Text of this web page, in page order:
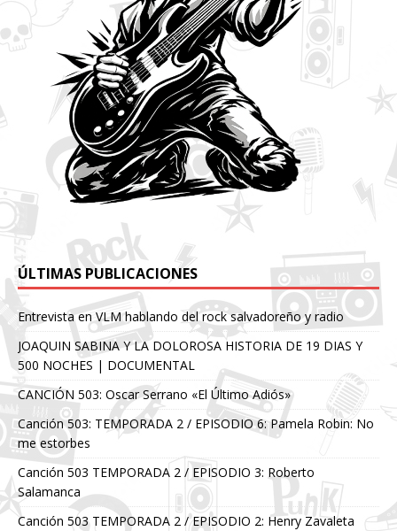
ÚLTIMAS PUBLICACIONES
Entrevista en VLM hablando del rock salvadoreño y radio
JOAQUIN SABINA Y LA DOLOROSA HISTORIA DE 19 DIAS Y
500 NOCHES | DOCUMENTAL
CANCIÓN 503: Oscar Serrano «El Último Adiós»
Canción 503: TEMPORADA 2 / EPISODIO 6: Pamela Robin: No
me estorbes
Canción 503 TEMPORADA 2 / EPISODIO 3: Roberto
Salamanca
Canción 503 TEMPORADA 2 / EPISODIO 2: Henry Zavaleta